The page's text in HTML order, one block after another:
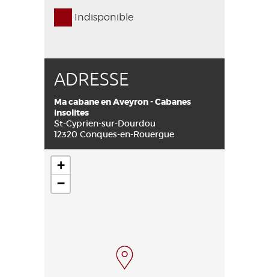
Indisponible
ADRESSE
Ma cabane en Aveyron - Cabanes
insolites
St-Cyprien-sur-Dourdou
12320 Conques-en-Rouergue
+
−